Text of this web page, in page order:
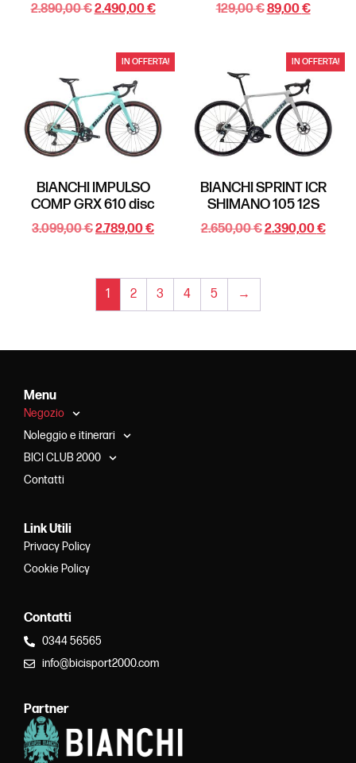
2.890,00€2.490,00€ 129,00€89,00€
IN OFFERTA!
BIANCHI IMPULSO
COMP GRX 610 disc
3.099,00€2.789,00€
IN OFFERTA!
BIANCHI SPRINT ICR
SHIMANO 105 12S
2.650,00€2.390,00€
1 2 3 4 5 →
Menu
Negozio
Noleggio e itinerari
BICI CLUB 2000
Contatti
Link Utili
Privacy Policy
Cookie Policy
Contatti
0344 56565
info@bicisport2000.com
Partner